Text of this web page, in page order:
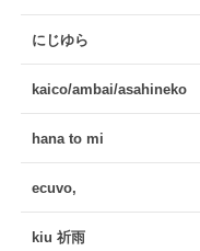
にじゆら
kaico/ambai/asahineko
hana to mi
ecuvo,
kiu 祈雨